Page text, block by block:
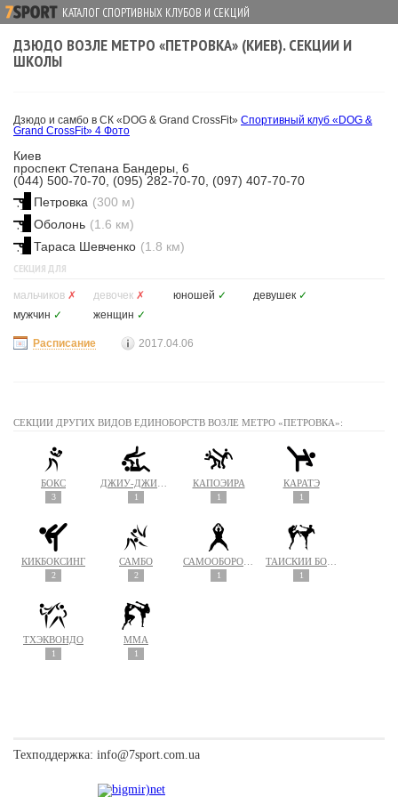
КАТАЛОГ СПОРТИВНЫХ КЛУБОВ И СЕКЦИЙ
ДЗЮДО ВОЗЛЕ МЕТРО «ПЕТРОВКА» (КИЕВ). СЕКЦИИ И
ШКОЛЫ
Дзюдо и самбо в СК «DOG & Grand CrossFit» Спортивный клуб «DOG &
Grand CrossFit» 4 Фото
Киев
проспект Степана Бандеры, 6
(044) 500-70-70, (095) 282-70-70, (097) 407-70-70
Петровка (300 м)
Оболонь (1.6 км)
Тараса Шевченко (1.8 км)
СЕКЦИЯ ДЛЯ
мальчиков ✗ девочек ✗ юношей ✓ девушек ✓
мужчин ✓ женщин ✓
Расписание 2017.04.06
СЕКЦИИ ДРУГИХ ВИДОВ ЕДИНОБОРСТВ ВОЗЛЕ МЕТРО «ПЕТРОВКА»:
БОКС
3 1
КАПОЭЙРА
1
КАРАТЭ
1
КИКБОКСИНГ
2
САМБО
2 1 1
ТХЭКВОНДО
1
MMA
1
Техподдержка: info@7sport.com.ua